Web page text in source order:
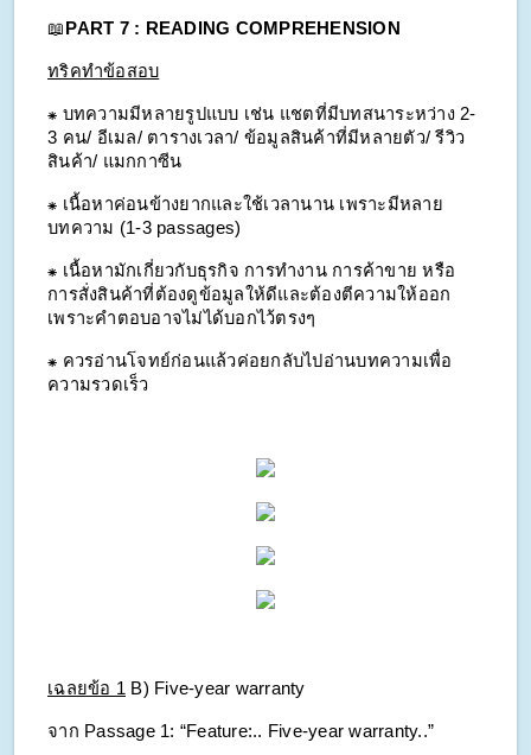
📖 PART 7 : READING COMPREHENSION
ทริคทำข้อสอบ
⁕ บทความมีหลายรูปแบบ เช่น แชตที่มีบทสนาระหว่าง 2-
3 คน/ อีเมล/ ตารางเวลา/ ข้อมูลสินค้าที่มีหลายตัว/ รีวิว
สินค้า/ แมกกาซีน
⁕ เนื้อหาค่อนข้างยากและใช้เวลานาน เพราะมีหลาย
บทความ (1-3 passages)
⁕ เนื้อหามักเกี่ยวกับธุรกิจ การทำงาน การค้าขาย หรือ
การสั่งสินค้าที่ต้องดูข้อมูลให้ดีและต้องตีความให้ออก
เพราะคำตอบอาจไม่ได้บอกไว้ตรงๆ
⁕ ควรอ่านโจทย์ก่อนแล้วค่อยกลับไปอ่านบทความเพื่อ
ความรวดเร็ว
เฉลยข้อ 1 B) Five-year warranty
จาก Passage 1: “Feature:.. Five-year warranty..”